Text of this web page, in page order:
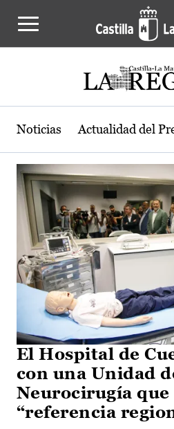
Actualidad de la
Noticias Actualidad del
El Hospital de
con una Unidad
Neurocirugía que
“referencia